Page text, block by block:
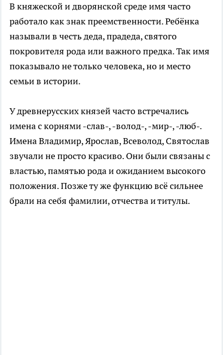
В княжеской и дворянской среде имя часто
работало как знак преемственности. Ребёнка
называли в честь деда, прадеда, святого
покровителя рода или важного предка. Так имя
показывало не только человека, но и место
семьи в истории.
У древнерусских князей часто встречались
имена с корнями -слав-, -волод-, -мир-, -люб-.
Имена Владимир, Ярослав, Всеволод, Святослав
звучали не просто красиво. Они были связаны с
властью, памятью рода и ожиданием высокого
положения. Позже ту же функцию всё сильнее
брали на себя фамилии, отчества и титулы.